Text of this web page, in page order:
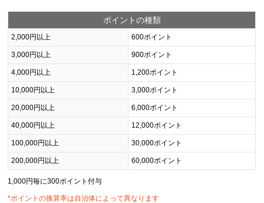
ポイントの種類
2,000円以上 600ポイント
3,000円以上 900ポイント
4,000円以上 1,200ポイント
10,000円以上 3,000ポイント
20,000円以上 6,000ポイント
40,000円以上 12,000ポイント
100,000円以上 30,000ポイント
200,000円以上 60,000ポイント
1,000円毎に300ポイント付与
*ポイントの換算率は自治体によって異なります